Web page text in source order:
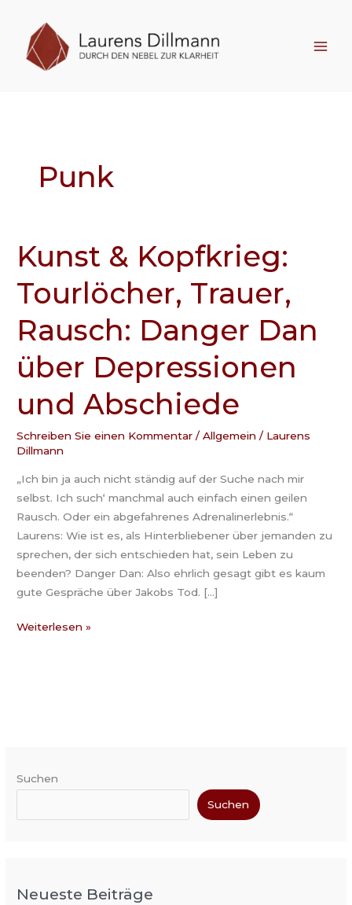
springen
Punk
Kunst & Kopfkrieg:
Tourlöcher, Trauer,
Rausch: Danger Dan
über Depressionen
und Abschiede
Schreiben Sie einen Kommentar /Allgemein / Laurens
Dillmann
„Ich bin ja auch nicht ständig auf der Suche nach mir
selbst. Ich such‘ manchmal auch einfach einen geilen
Rausch. Oder ein abgefahrenes Adrenalinerlebnis.“
Laurens: Wie ist es, als Hinterbliebener über jemanden zu
sprechen, der sich entschieden hat, sein Leben zu
beenden? Danger Dan: Also ehrlich gesagt gibt es kaum
gute Gespräche über Jakobs Tod. […]
Kunst
&
Kopfkrieg:
Tourlöcher,
Trauer,
Rausch:
Danger
Dan
über
Depressionen
und
Abschiede
Weiterlesen »
Suchen
Suchen
Neueste Beiträge